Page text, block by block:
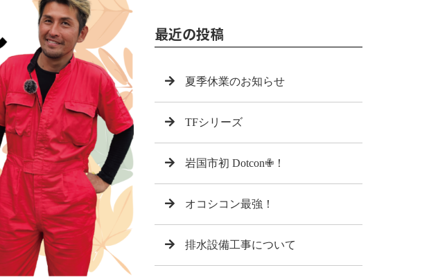
最近の投稿
夏季休業のお知らせ
TFシリーズ
岩国市初 Dotcon✙！
オコシコン最強！
排水設備工事について